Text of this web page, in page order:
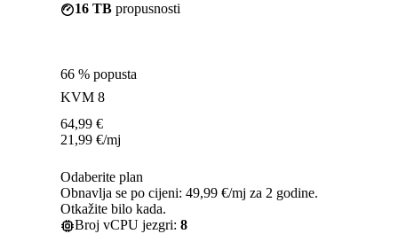
16 TB propusnosti
66 % popusta
KVM 8
64,99 €
21,99 €/mj
Odaberite plan
Obnavlja se po cijeni: 49,99 €/mj za 2 godine.
Otkažite bilo kada.
Broj vCPU jezgri: 8